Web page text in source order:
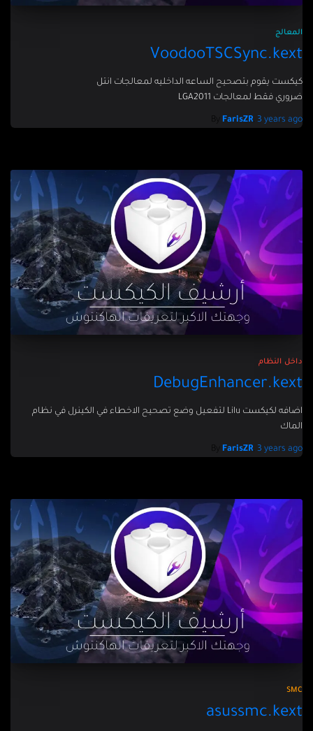
المعالج
VoodooTSCSync.kext
كيكست يقوم بتصحيح الساعه الداخليه لمعالجات انتل
ضروري فقط لمعالجات LGA2011
FarisZR, 3 years ago
داخل النظام
DebugEnhancer.kext
اضافه لكيكست Lilu لتفعيل وضع تصحيح الاخطاء في الكينرل في نظام
الماك
FarisZR, 3 years ago
SMC
asussmc.kext